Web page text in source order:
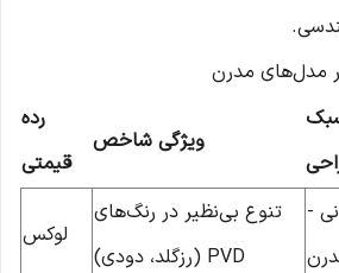
مدل‌های مدرن
ویژگی شاخص
رده
قیمتی
-
تنوع بی‌نظیر در رنگ‌های
PVD (رزگلد، دودی)
لوکس